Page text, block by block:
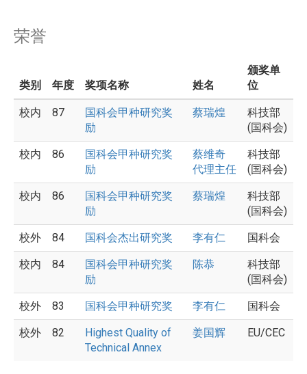
荣誉
类别 年度 奖项名称 姓名
颁奖单
位
校内 87
国科会甲种研究奖
励
蔡瑞煌
科技部
(国科会)
校内 86
国科会甲种研究奖
励
蔡维奇
代理主任
科技部
(国科会)
校内 86
国科会甲种研究奖
励
蔡瑞煌
科技部
(国科会)
校外 84 国科会杰出研究奖 李有仁 国科会
校内 84
国科会甲种研究奖
励
陈恭
科技部
(国科会)
校外 83 国科会甲种研究奖 李有仁 国科会
校外 82
Highest Quality of
Technical Annex
姜国辉 EU/CEC